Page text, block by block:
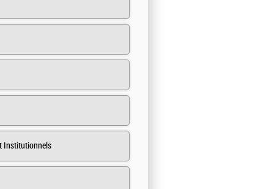
Institutionnels